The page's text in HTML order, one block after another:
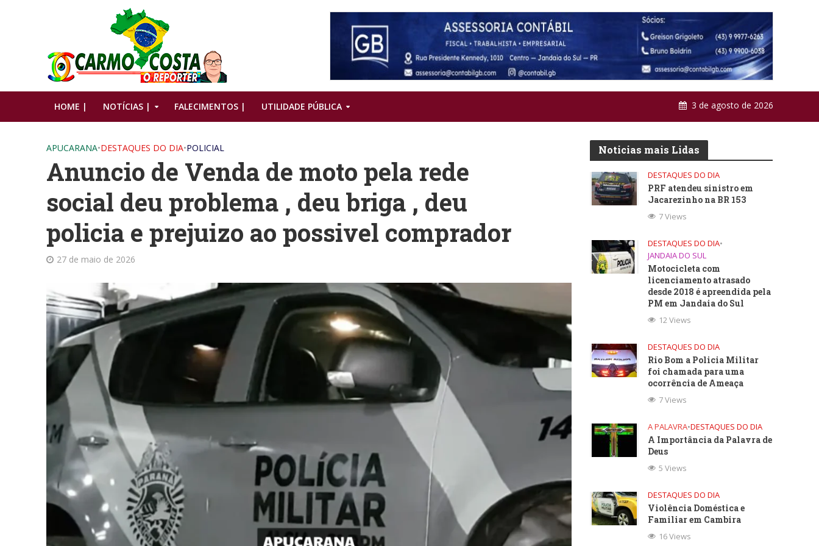
HOME | NOTÍCIAS | FALECIMENTOS | UTILIDADE PÚBLICA 3 de agosto de 2026
APUCARANA•DESTAQUES DO DIA•POLICIAL
Anuncio de Venda de moto pela rede
social deu problema , deu briga , deu
policia e prejuizo ao possivel comprador
27 de maio de 2026
Noticias mais Lidas
DESTAQUES DO DIA
PRF atendeu sinistro em
Jacarezinho na BR 153
7 Views
DESTAQUES DO DIA•
JANDAIA DO SUL
Motocicleta com
licenciamento atrasado
desde 2018 é apreendida pela
PM em Jandaia do Sul
12 Views
DESTAQUES DO DIA
Rio Bom a Policia Militar
foi chamada para uma
ocorrência de Ameaça
7 Views
A PALAVRA•DESTAQUES DO DIA
A Importância da Palavra de
Deus
5 Views
DESTAQUES DO DIA
Violência Doméstica e
Familiar em Cambira
16 Views